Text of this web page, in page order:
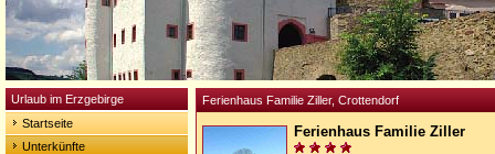
Urlaub im Erzgebirge
Startseite
Unterkünfte
Ferienhaus Familie Ziller, Crottendorf
Ferienhaus Familie Ziller